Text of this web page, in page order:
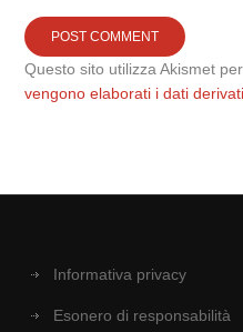
Questo sito utilizza Akismet
vengono elaborati i dati
Informativa privacy
Esonero di responsabilità